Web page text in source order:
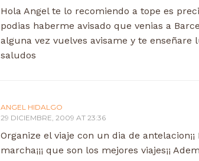
Hola Angel te lo recomiendo a tope es
podias haberme avisado que venias a
alguna vez vuelves avisame y te
saludos
ANGEL HIDALGO
29 DICIEMBRE, 2009 AT 23:36
Organize el viaje con un dia de antelacion¡¡
marcha¡¡¡ que son los mejores viajes¡¡